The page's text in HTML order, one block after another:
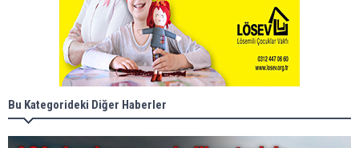
Bu Kategorideki Diğer Haberler